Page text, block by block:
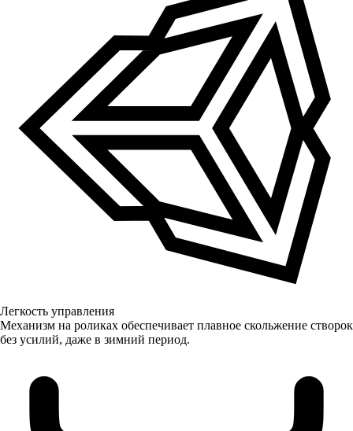
Легкость управления
Механизм на роликах обеспечивает плавное скольжение створок
без усилий, даже в зимний период.